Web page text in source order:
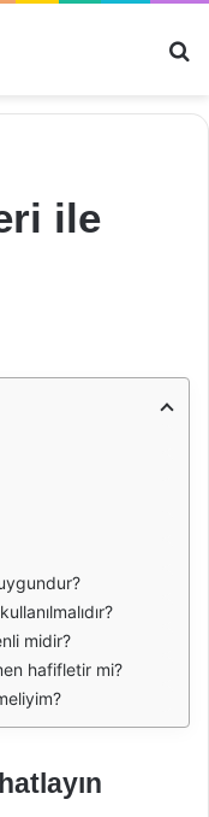
ile
midir?
hafifletir mi?